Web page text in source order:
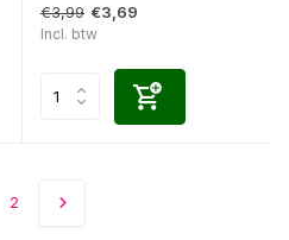
€3,99 €3,69
Incl. btw
2